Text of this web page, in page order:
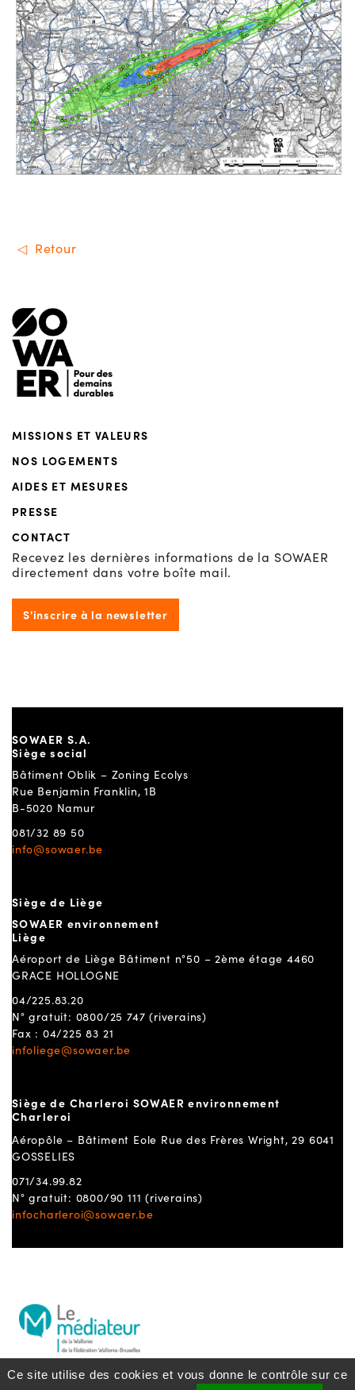
Retour
Menu de footer
MISSIONS ET VALEURS
NOS LOGEMENTS
AIDES ET MESURES
PRESSE
CONTACT
Recevez les dernières informations de la SOWAER
directement dans votre boîte mail.
S'inscrire à la newsletter
SOWAER S.A.
Siège social
Bâtiment Oblik – Zoning Ecolys
Rue Benjamin Franklin, 1B
B-5020 Namur
081/32 89 50
info@sowaer.be
Siège de Liège
SOWAER environnement
Liège
Aéroport de Liège Bâtiment n°50 – 2ème étage 4460
GRACE HOLLOGNE
04/225.83.20
N° gratuit: 0800/25 747 (riverains)
Fax : 04/225 83 21
infoliege@sowaer.be
Siège de Charleroi SOWAER environnement
Charleroi
Aéropôle – Bâtiment Eole Rue des Frères Wright, 29 6041
GOSSELIES
071/34.99.82
N° gratuit: 0800/90 111 (riverains)
infocharleroi@sowaer.be
Ce site utilise des cookies et vous donne le contrôle sur ce